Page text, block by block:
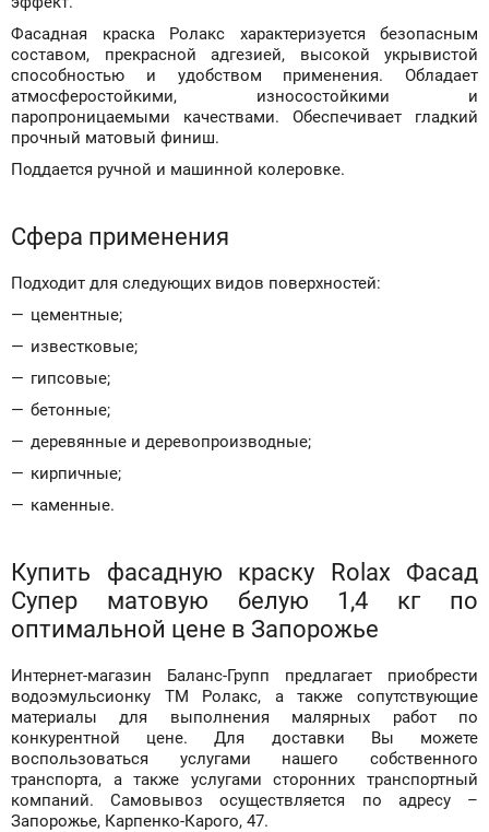
Фасадная краска Ролакс характеризуется безопасным
составом, прекрасной адгезией, высокой укрывистой
способностью и удобством применения. Обладает
атмосферостойкими, износостойкими и
паропроницаемыми качествами. Обеспечивает гладкий
прочный матовый финиш.
Поддается ручной и машинной колеровке.
Сфера применения
Подходит для следующих видов поверхностей:
цементные;
известковые;
гипсовые;
бетонные;
деревянные и деревопроизводные;
кирпичные;
каменные.
Купить фасадную краску Rolax Фасад
Супер матовую белую 1,4 кг по
оптимальной цене в Запорожье
Интернет-магазин Баланс-Групп предлагает приобрести
водоэмульсионку ТМ Ролакс, а также сопутствующие
материалы для выполнения малярных работ по
конкурентной цене. Для доставки Вы можете
воспользоваться услугами нашего собственного
транспорта, а также услугами сторонних транспортный
компаний. Самовывоз осуществляется по адресу –
Запорожье, Карпенко-Карого, 47.